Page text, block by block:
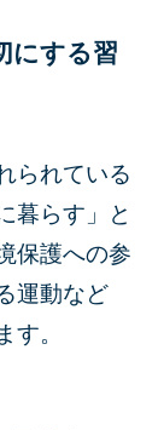
にする習
られている
暮らす」と
保護への参
運動など
す。